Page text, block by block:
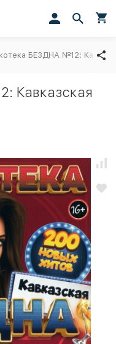
БЕЗДНА №12:
Кавказская